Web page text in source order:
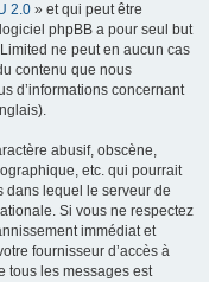
2.0 » et qui peut être
phpBB a pour seul but
ne peut en aucun cas
contenu que nous
d’informations concernant
abusif, obscène,
etc. qui pourrait
dans lequel le serveur de
Si vous ne respectez
immédiat et
fournisseur d’accès à
tous les messages est